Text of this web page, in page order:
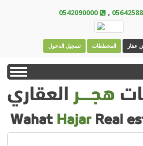
0542090000 ,
تسجيل الدخول المخططات عقار
navigation